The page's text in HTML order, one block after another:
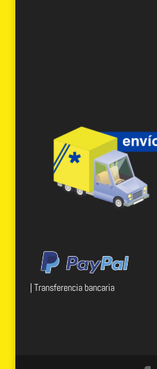
| Transferencia bancaria